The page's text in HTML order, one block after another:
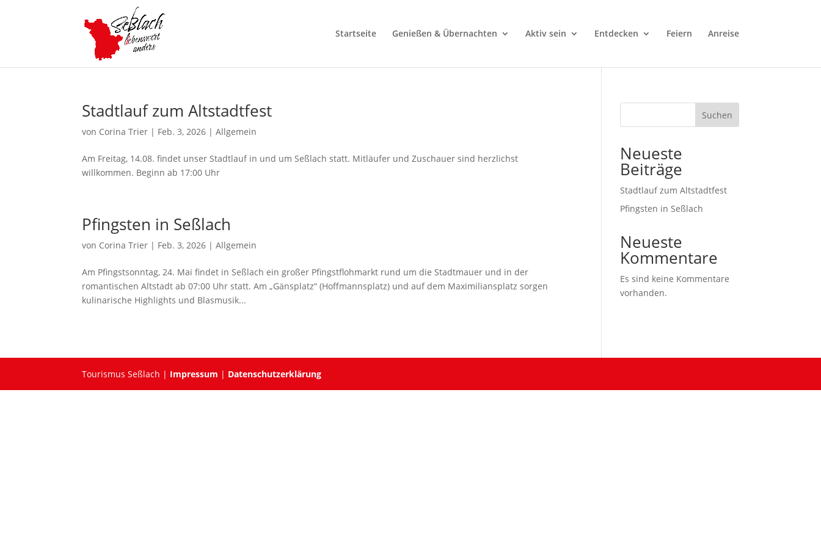
Startseite Genießen & Übernachten Aktiv sein Entdecken Feiern Anreise
Stadtlauf zum Altstadtfest
von Corina Trier | Feb. 3, 2026 |Allgemein
Am Freitag, 14.08. findet unser Stadtlauf in und um Seßlach statt. Mitläufer und Zuschauer sind herzlichst
willkommen. Beginn ab 17:00 Uhr
Pfingsten in Seßlach
von Corina Trier | Feb. 3, 2026 |Allgemein
Am Pfingstsonntag, 24. Mai findet in Seßlach ein großer Pfingstflohmarkt rund um die Stadtmauer und in der
romantischen Altstadt ab 07:00 Uhr statt. Am „Gänsplatz“ (Hoffmannsplatz) und auf dem Maximiliansplatz sorgen
kulinarische Highlights und Blasmusik...
Suchen
Neueste
Beiträge
Stadtlauf zum Altstadtfest
Pfingsten in Seßlach
Neueste
Kommentare
Es sind keine Kommentare
vorhanden.
Tourismus Seßlach | Impressum | Datenschutzerklärung